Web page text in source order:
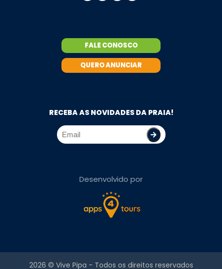
FALE CONOSCO
QUERO ANUNCIAR
RECEBA AS NOVIDADES DA PRAIA!
Desenvolvido por
2026 © Vive Pipa - Todos os direitos reservados